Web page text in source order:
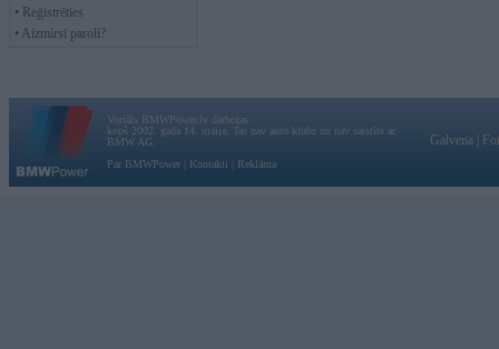
• Reģistrēties
• Aizmirsi paroli?
Vortāls BMWPower.lv darbojas
kopš 2002. gada 14. maija. Tas nav auto klubs un nav saistīts ar
BMW AG.
Par BMWPower
Kontakti Reklāma
Galvena